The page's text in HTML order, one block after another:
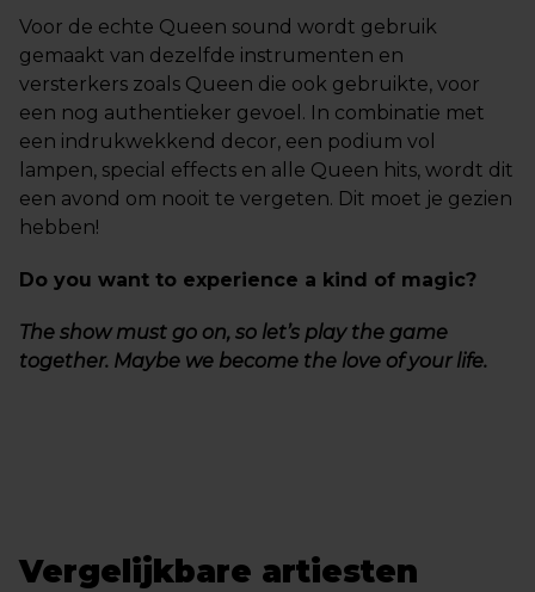
Voor de echte Queen sound wordt gebruik
gemaakt van dezelfde instrumenten en
versterkers zoals Queen die ook gebruikte, voor
een nog authentieker gevoel. In combinatie met
een indrukwekkend decor, een podium vol
lampen, special effects en alle Queen hits, wordt dit
een avond om nooit te vergeten. Dit moet je gezien
hebben!
Do you want to experience a kind of magic?
The show must go on, so let’s play the game
together. Maybe we become the love of your life.
Vergelijkbare artiesten